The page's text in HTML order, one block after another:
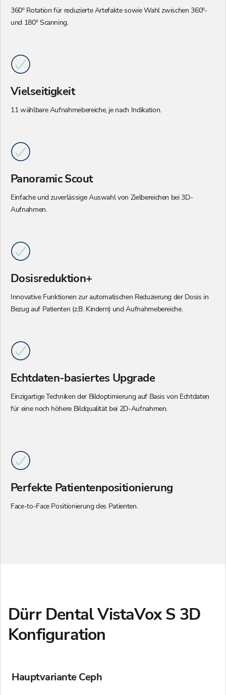
360º Rotation für reduzierte Artefakte sowie Wahl zwischen 360º-
und 180º Scanning.
Vielseitigkeit
11 wählbare Aufnahmebereiche, je nach Indikation.
Panoramic Scout
Einfache und zuverlässige Auswahl von Zielbereichen bei 3D-
Aufnahmen.
Dosisreduktion+
Innovative Funktionen zur automatischen Reduzierung der Dosis in
Bezug auf Patienten (z.B. Kindern) und Aufnahmebereiche.
Echtdaten-basiertes Upgrade
Einzigartige Techniken der Bildoptimierung auf Basis von Echtdaten
für eine noch höhere Bildqualität bei 2D-Aufnahmen.
Perfekte Patientenpositionierung
Face-to-Face Positionierung des Patienten.
Dürr Dental VistaVox S 3D
Konfiguration
Hauptvariante Ceph